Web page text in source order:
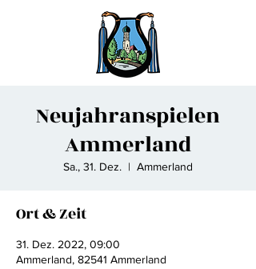
Neujahranspielen
Ammerland
Sa., 31. Dez.
  |
Ammerland
Ort & Zeit
31. Dez. 2022, 09:00
Ammerland, 82541 Ammerland